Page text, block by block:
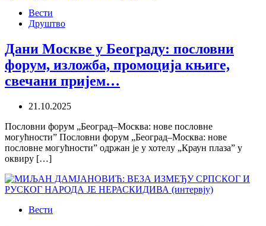
Вести
Друштво
Дани Москве у Београду: пословни
форум, изложба, промоција књиге,
свечани пријем…
21.10.2025
Пословни форум „Београд–Москва: нове пословне
могућности” Пословни форум „Београд–Москва: нове
пословне могућности” одржан је у хотелу „Краун плаза” у
оквиру […]
Вести